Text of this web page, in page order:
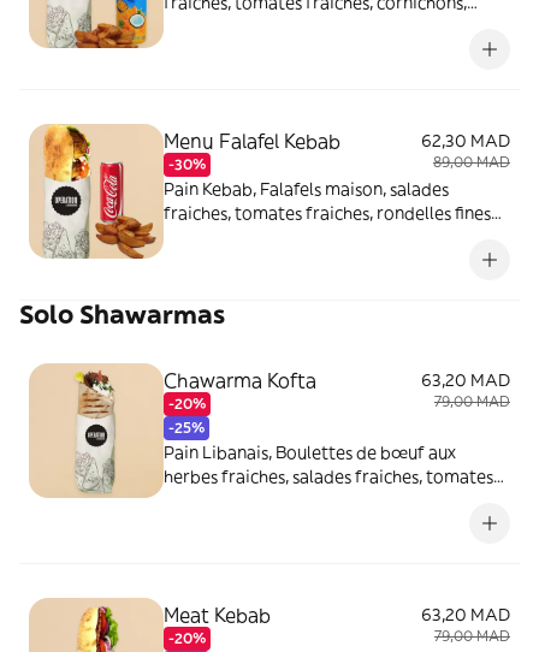
Menu Falafel Kebab
-30%
62,30 MAD
89,00 MAD
Pain Kebab, Falafels maison, salades
fraiches, tomates fraiches, rondelles fines
Solo Shawarmas
Chawarma Kofta
-20%
-25%
63,20 MAD
79,00 MAD
Pain Libanais, Boulettes de bœuf aux
herbes fraiches, salades fraiches, tomates
Meat Kebab
-20%
63,20 MAD
79,00 MAD